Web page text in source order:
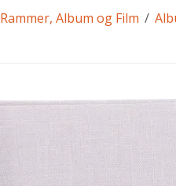
/
Rammer, Album og Film